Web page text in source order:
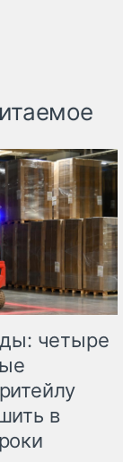
четыре
в